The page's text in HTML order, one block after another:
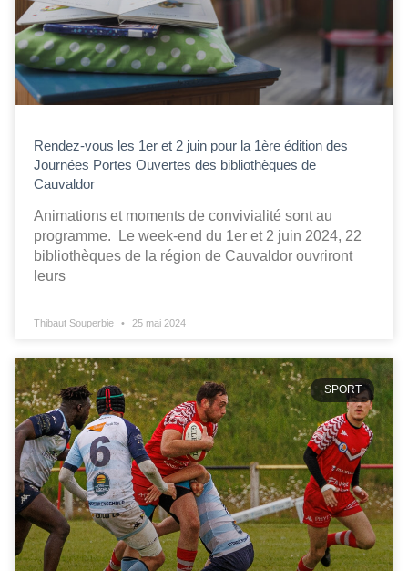
Rendez-vous les 1er et 2 juin pour la 1ère édition des
Journées Portes Ouvertes des bibliothèques de
Cauvaldor
Animations et moments de convivialité sont au
programme. Le week-end du 1er et 2 juin 2024, 22
bibliothèques de la région de Cauvaldor ouvriront
leurs
Thibaut Souperbie 25 mai 2024
SPORT